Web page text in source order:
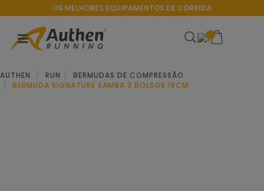
OS MELHORES EQUIPAMENTOS DE CORRIDA
AUTHEN RUN
BERMUDAS DE COMPRESSÃO
BERMUDA SIGNATURE SAMBA 3 BOLSOS 18CM